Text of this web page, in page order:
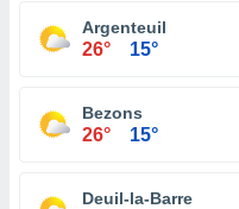
Argenteuil
26° 15°
Bezons
26° 15°
Deuil-la-Barre